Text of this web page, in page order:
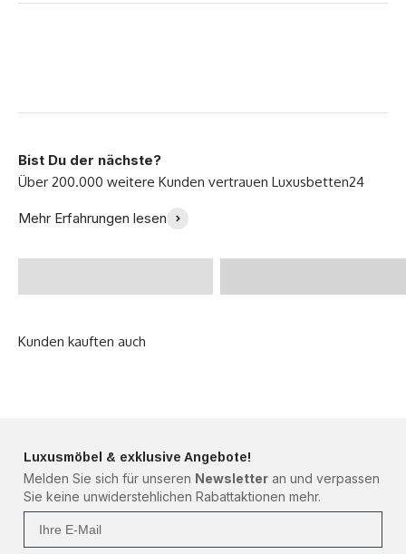
Bist Du der nächste?
Mehr Erfahrungen lesen
Bett gefunden! -
Luxusmöbel & exklusive Angebote!
Melden Sie sich für unseren Newsletter an und verpassen
Sie keine unwiderstehlichen Rabattaktionen mehr.